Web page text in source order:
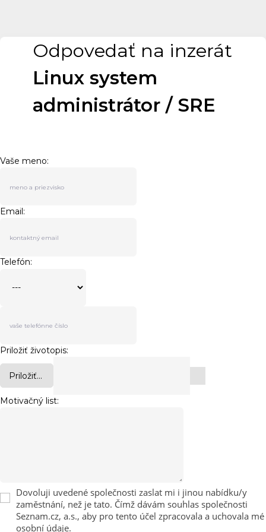
Odpovedať na inzerát
Linux system
administrátor / SRE
Vaše meno:
Email:
Telefón:
Priložiť životopis:
Priložiť...
Motivačný list:
Dovoluji uvedené společnosti zaslat mi i jinou nabídku/y
zaměstnání, než je tato. Čímž dávám souhlas společnosti
Seznam.cz, a.s., aby pro tento účel zpracovala a uchovala mé
osobní údaje.